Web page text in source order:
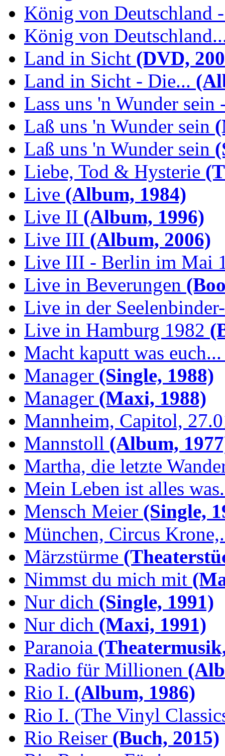
König von Deutschland
König von
Land in Sicht (DVD,
Land in Sicht - Die...
Lass uns 'n Wunder sein
Laß uns 'n Wunder sein
Laß uns 'n Wunder sein
Liebe, Tod & Hysterie
Live (Album, 1984)
Live II (Album, 1996)
Live III (Album, 2006)
Live III - Berlin im Mai
Live in Beverungen
Live in der
Live in Hamburg 1982
Macht kaputt was euch...
Manager (Single, 1988)
Manager (Maxi, 1988)
Mannheim, Capitol,
Mannstoll (Album,
Martha, die letzte
Mein Leben ist alles
Mensch Meier (Single,
München, Circus
Märzstürme
Nimmst du mich mit
Nur dich (Single, 1991)
Nur dich (Maxi, 1991)
Paranoia
Radio für Millionen
Rio I. (Album, 1986)
Rio I. (The Vinyl
Rio Reiser (Buch, 2015)